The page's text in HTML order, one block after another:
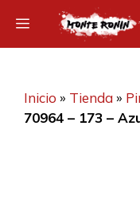
contenido
Menú
Inicio » Tienda»
70964 – 173 –